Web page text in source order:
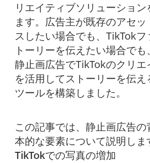
リエイティブソリューション
ます。広告主が既存のアセッ
スしたい場合でも、TikTokフ
トーリーを伝えたい場合で
静止画広告でTikTokのクリエ
を活用してストーリーを伝え
ツールを構築しました。
この記事では、静止画広告の
本的な要素について説明しま
TikTokでの写真の増加